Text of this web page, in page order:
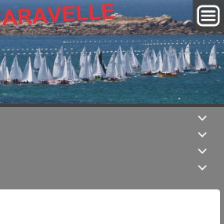



